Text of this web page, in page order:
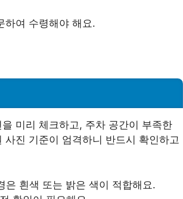
하여 수령해야 해요.
미리 체크하고, 주차 공간이 부족한
진 기준이 엄격하니 반드시 확인하고
은 흰색 또는 밝은 색이 적합해요.